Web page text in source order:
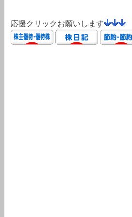
応援クリックお願いします